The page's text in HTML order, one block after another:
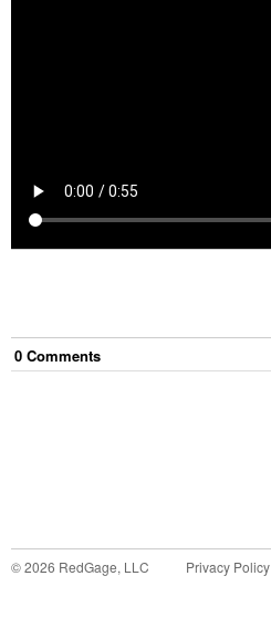
0 Comments
©2026 RedGage, LLC Privacy Policy